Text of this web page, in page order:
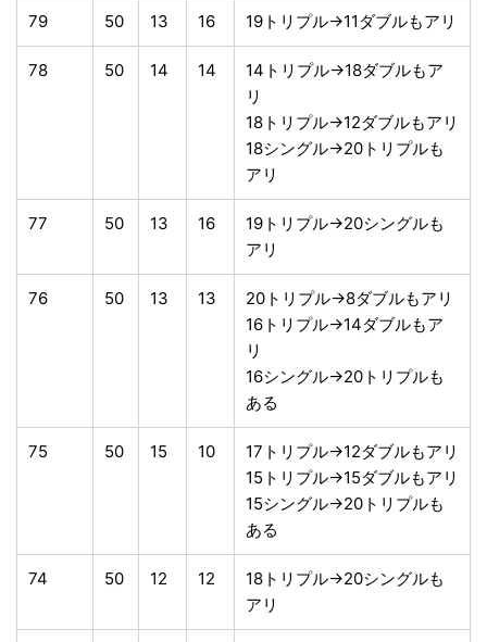
79 50 13 16 19トリプル→11ダブルもアリ
78 50 14 14
14トリプル→18ダブルもア
リ
18トリプル→12ダブルもアリ
18シングル→20トリプルも
アリ
77 50 13 16
19トリプル→20シングルも
アリ
76 50 13 13
20トリプル→8ダブルもアリ
16トリプル→14ダブルもア
リ
16シングル→20トリプルも
ある
75 50 15 10
17トリプル→12ダブルもアリ
15トリプル→15ダブルもアリ
15シングル→20トリプルも
ある
74 50 12 12
18トリプル→20シングルも
アリ